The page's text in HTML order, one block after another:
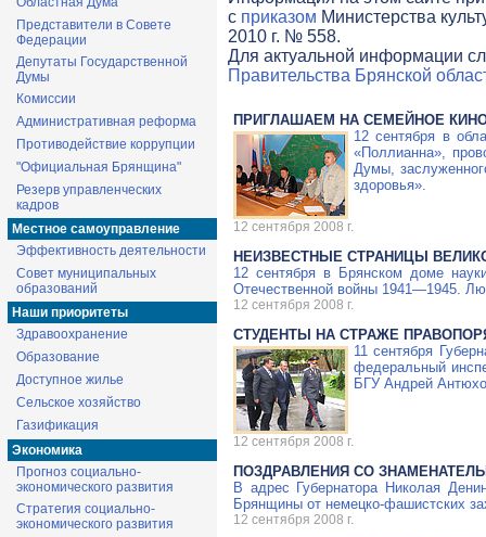
Представители в Совете
Федерации
Депутаты Государственной
Думы
Комиссии
Административная реформа
Противодействие коррупции
"Официальная Брянщина"
Резерв управленческих
кадров
Местное самоуправление
Эффективность деятельности
Совет муниципальных
образований
Наши приоритеты
Здравоохранение
Образование
Доступное жилье
Сельское хозяйство
Газификация
Экономика
Прогноз социально-
экономического развития
Стратегия социально-
экономического развития
с приказом Министерства
2010 г. № 558.
Для актуальной информации
Правительства Брянской
ПРИГЛАШАЕМ НА СЕМЕЙНОЕ
12 сентября в
«Поллианна»,
Думы,
здоровья».
12 сентября 2008 г.
НЕИЗВЕСТНЫЕ СТРАНИЦЫ
12 сентября в Брянском доме
Отечественной войны 1941—1945.
12 сентября 2008 г.
СТУДЕНТЫ НА СТРАЖЕ
11 сентября
федеральный
БГУ Андрей
12 сентября 2008 г.
ПОЗДРАВЛЕНИЯ СО
В адрес Губернатора Николая
Брянщины от немецко-фашистских
12 сентября 2008 г.